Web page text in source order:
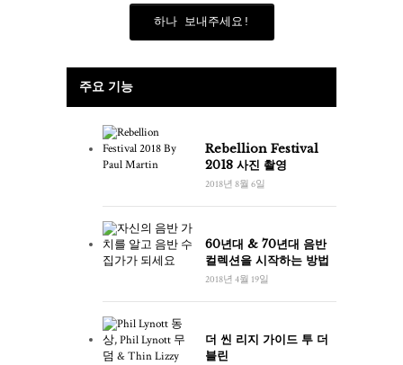
하나 보내주세요!
주요 기능
Rebellion Festival
2018 사진 촬영
2018년 8월 6일
60년대 & 70년대 음반
컬렉션을 시작하는 방법
2018년 4월 19일
더 씬 리지 가이드 투 더
블린